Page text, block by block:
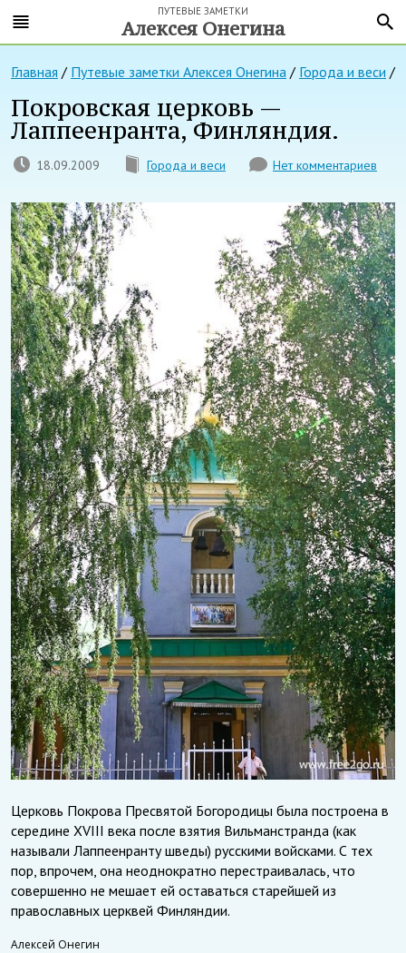
ПУТЕВЫЕ ЗАМЕТКИ
Алексея Онегина
Главная / Путевые заметки Алексея Онегина / Города и веси /
Покровская церковь —
Лаппеенранта, Финляндия.
18.09.2009 Города и веси Нет комментариев
Церковь Покрова Пресвятой Богородицы была построена в
середине XVIII века после взятия Вильманстранда (как
называли Лаппеенранту шведы) русскими войсками. С тех
пор, впрочем, она неоднократно перестраивалась, что
совершенно не мешает ей оставаться старейшей из
православных церквей Финляндии.
Алексей Онегин